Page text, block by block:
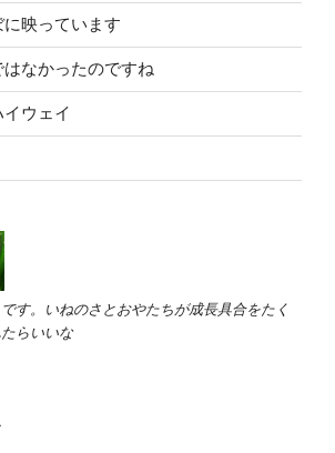
映っています
なかったのですね
ウェイ
す。いねのさとおやたちが成長具合をたく
らいいな